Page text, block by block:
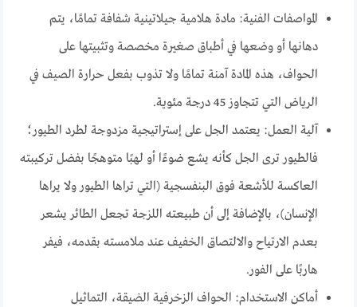
المواصفات الفنية: مادة هلامية جيلاتينية شفافة تمامًا، يتم
دهانها أو وضعها في أطباق صغيرة مخصصة وتثبيتها على
الحواف، هذه المادة آمنة تمامًا ولا تذوب بفعل حرارة الصيف في
الرياض التي تتجاوز 45 درجة مئوية.
آلية العمل: يعتمد الجل على إستراتيجية مزدوجة لطرد الطيور؛
فالطيور ترى الجل كأنه يشع ضوءًا أو لهبًا متوهجًا بفضل تركيبته
العاكسة للأشعة فوق البنفسجية (التي تراها الطيور ولا يراها
الإنسان)، بالإضافة إلى أن طبيعته اللزجة تجعل الطائر يشعر
بعدم الارتياح والالتصاق الخفيف عند ملامسته بقدمه، فيفر
هاربًا على الفور.
أماكن الاستخدام: الحواف الزخرفية الضيقة، التماثيل